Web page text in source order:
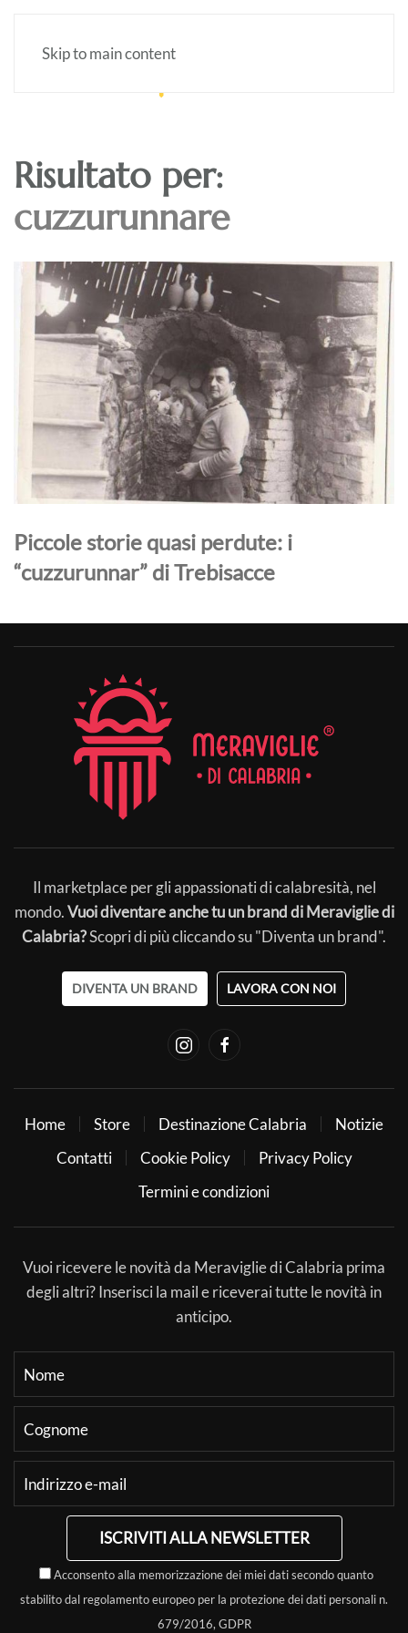
Skip to main content
Risultato per:
cuzzurunnare
Piccole storie quasi perdute: i
“cuzzurunnar” di Trebisacce
Il marketplace per gli appassionati di calabresità, nel
mondo.Vuoi diventare anche tu un brand di Meraviglie di
Calabria?Scopri di più cliccando su "Diventa un brand".
DIVENTA UN BRAND LAVORA CON NOI
Home Store Destinazione Calabria
Notizie
Contatti
Cookie Policy
Privacy Policy
Termini e condizioni
Vuoi ricevere le novità da Meraviglie di Calabria prima
degli altri? Inserisci la mail e riceverai tutte le novità in
anticipo.
ISCRIVITI ALLA NEWSLETTER
Acconsento alla memorizzazione dei miei dati secondo quanto
stabilito dal regolamento europeo per la protezione dei dati personali n.
679/2016, GDPR